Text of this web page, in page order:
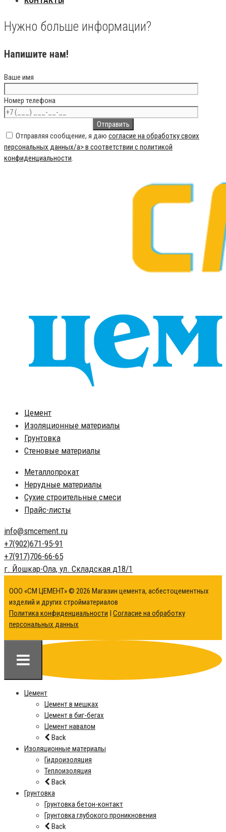
Нужно больше информации?
Напишите нам!
Ваше имя
Номер телефона
Отправляя сообщение, я даю согласие на обработку своих
персональных данных/a> в соответствии сполитикой
конфиденциальности
Цемент
Изоляционные материалы
Грунтовка
Стеновые материалы
Металлопрокат
Нерудные материалы
Сухие строительные смеси
Прайс-листы
info@smcement.ru
+7(902)671-95-91
+7(917)706-66-65
г. Йошкар-Ола, ул. Складская д18/1
ООО «СМ ЦЕМЕНТ» © 2026 Магазин цемента, асбестоцементных
изделий и других стройматериалов
Политика конфиденциальности | Согласие на обработку
персональных данных
Цемент
Цемент в мешках
Цемент в биг-бегах
Цемент навалом
Back
Изоляционные материалы
Гидроизоляция
Теплоизоляция
Back
Грунтовка
Грунтовка бетон-контакт
Грунтовка глубокого проникновения
Back